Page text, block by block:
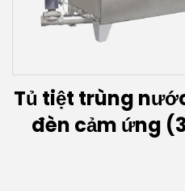
Tủ tiệt trùng
đèn cảm ứng